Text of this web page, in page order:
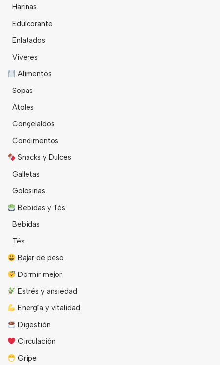
Harinas
Edulcorante
Enlatados
Viveres
Alimentos
Sopas
Atoles
Congelaldos
Condimentos
Snacks y Dulces
Galletas
Golosinas
Bebidas y Tés
Bebidas
Tés
Bajar de peso
Dormir mejor
Estrés y ansiedad
Energîa y vitalidad
Digestión
Circulación
Gripe